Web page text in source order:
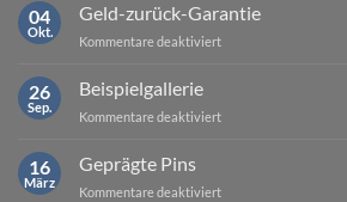
04
Okt.
Geld-zurück-Garantie
Kommentare deaktiviertfür
26
Sep.
Beispielgallerie
Kommentare deaktiviertfür
16
März
Geprägte Pins
Kommentare deaktiviertfür